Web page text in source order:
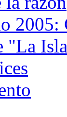
2005:
"La